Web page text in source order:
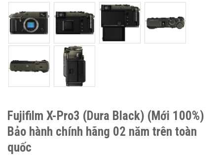
Fujifilm X-Pro3 (Dura Black) (Mới 100%)
Bảo hành chính hãng 02 năm trên toàn
quốc